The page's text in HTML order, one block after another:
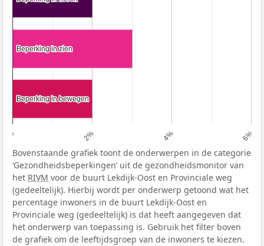
0% 2% 4% 6%
Beperking in zien
Beperking in zien
Beperking in bewegen
Beperking in bewegen
Bovenstaande grafiek toont de onderwerpen in de categorie
‘Gezondheidsbeperkingen’ uit de gezondheidsmonitor van
het RIVM voor de buurt Lekdijk-Oost en Provinciale weg
(gedeeltelijk). Hierbij wordt per onderwerp getoond wat het
percentage inwoners in de buurt Lekdijk-Oost en
Provinciale weg (gedeeltelijk) is dat heeft aangegeven dat
het onderwerp van toepassing is. Gebruik het filter boven
de grafiek om de leeftijdsgroep van de inwoners te kiezen.